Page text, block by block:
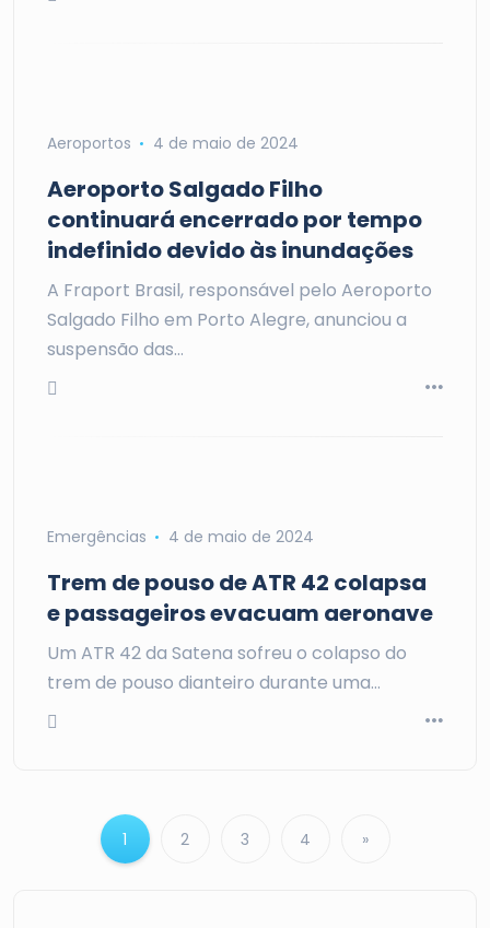
Aeroportos 4 de maio de 2024
Aeroporto Salgado Filho
continuará encerrado por tempo
indefinido devido às inundações
A Fraport Brasil, responsável pelo Aeroporto
Salgado Filho em Porto Alegre, anunciou a
suspensão das…
Emergências 4 de maio de 2024
Trem de pouso de ATR 42 colapsa
e passageiros evacuam aeronave
Um ATR 42 da Satena sofreu o colapso do
trem de pouso dianteiro durante uma…
1 2 3 4 »